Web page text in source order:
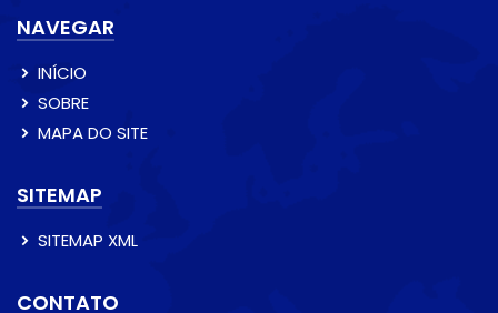
NAVEGAR
INÍCIO
SOBRE
MAPA DO SITE
SITEMAP
SITEMAP XML
CONTATO